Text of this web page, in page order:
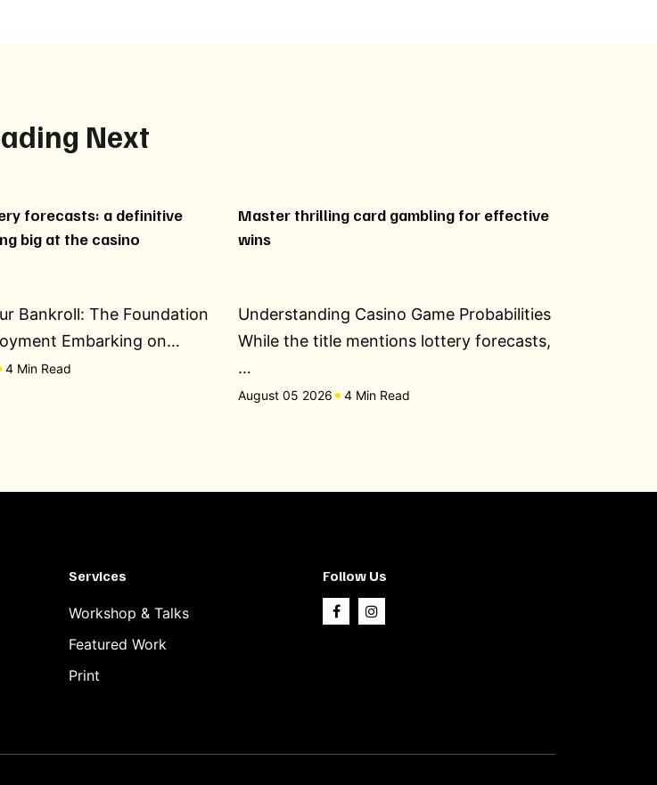
Next
forecasts: a definitive
big at the casino
Bankroll: The Foundation
Embarking on…
4 Min Read
Master thrilling card gambling for effective
wins
Understanding Casino Game Probabilities
While the title mentions lottery forecasts,
…
August 05 2026 4 Min Read
Services
Workshop & Talks
Featured Work
Print
Follow Us